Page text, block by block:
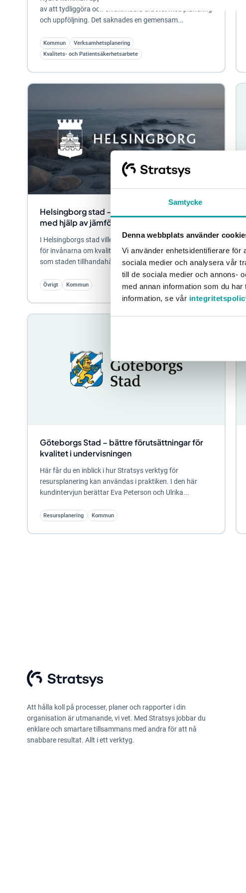
Samtycke
Denna webbplats använder
Vi använder enhetsidentifierare för
sociala medier och analysera vår
till de sociala medier och annons-
med annan information som du
information, se vår
av att tydliggöra och effektivisera arbetet med planering
och uppföljning. Det saknades en gemensam...
Kommun
Verksamhetsplanering
Kvalitets- och Patientsäkerhetsarbete
Helsingborg stad - Bättre medborgardialog
med hjälp av jämförelsetjänst
I Helsingborgs stad ville man tillgängliggöra information
för invånarna om kvalitén på den service och de tjänster
som staden tillhandahåller. Med...
Övrigt Kommun
Göteborgs Stad – bättre förutsättningar för
kvalitet i undervisningen
Här får du en inblick i hur Stratsys verktyg för
resursplanering kan användas i praktiken. I den här
kundintervjun berättar Eva Peterson och Ulrika...
Resursplanering Kommun
Att hålla koll på processer, planer och rapporter i din
organisation är utmanande, vi vet. Med Stratsys jobbar du
enklare och smartare tillsammans med andra för att nå
snabbare resultat. Allt i ett verktyg.